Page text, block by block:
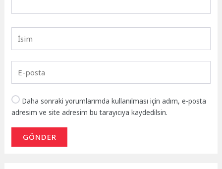
Daha sonraki yorumlarımda kullanılması için adım, e-posta
adresim ve site adresim bu tarayıcıya kaydedilsin.
GÖNDER